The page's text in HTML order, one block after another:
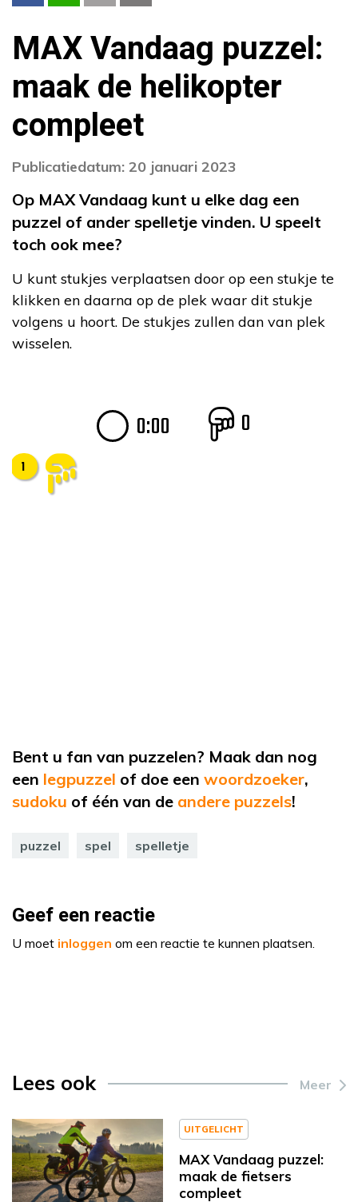
MAX Vandaag puzzel:
maak de helikopter
compleet
Publicatiedatum: 20 januari 2023
Op MAX Vandaag kunt u elke dag een
puzzel of ander spelletje vinden. U speelt
toch ook mee?
U kunt stukjes verplaatsen door op een stukje te
klikken en daarna op de plek waar dit stukje
volgens u hoort. De stukjes zullen dan van plek
wisselen.
Bent u fan van puzzelen? Maak dan nog
een legpuzzel of doe een woordzoeker,
sudoku of één van de andere puzzels!
puzzel spel spelletje
Geef een reactie
U moet inloggen om een reactie te kunnen plaatsen.
Lees ook Meer
UITGELICHT
MAX Vandaag puzzel:
maak de fietsers
compleet